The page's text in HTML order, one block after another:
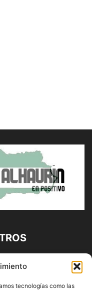
tecnologías como las
Propiedad de
71 95 | Noticias de
y Provincia|